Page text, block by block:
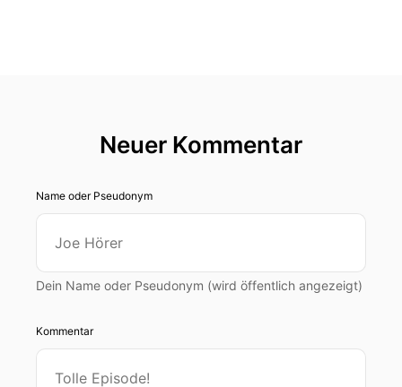
Neuer Kommentar
Name oder Pseudonym
Dein Name oder Pseudonym (wird öffentlich angezeigt)
Kommentar